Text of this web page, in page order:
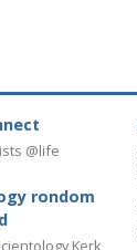
@life
rondom
Kerk